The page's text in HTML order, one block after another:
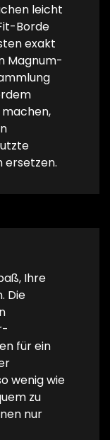
leicht
Borde
exakt
Magnum-
machen,
ersetzen.
Ihre
Die
für ein
wenig wie
zu
nur